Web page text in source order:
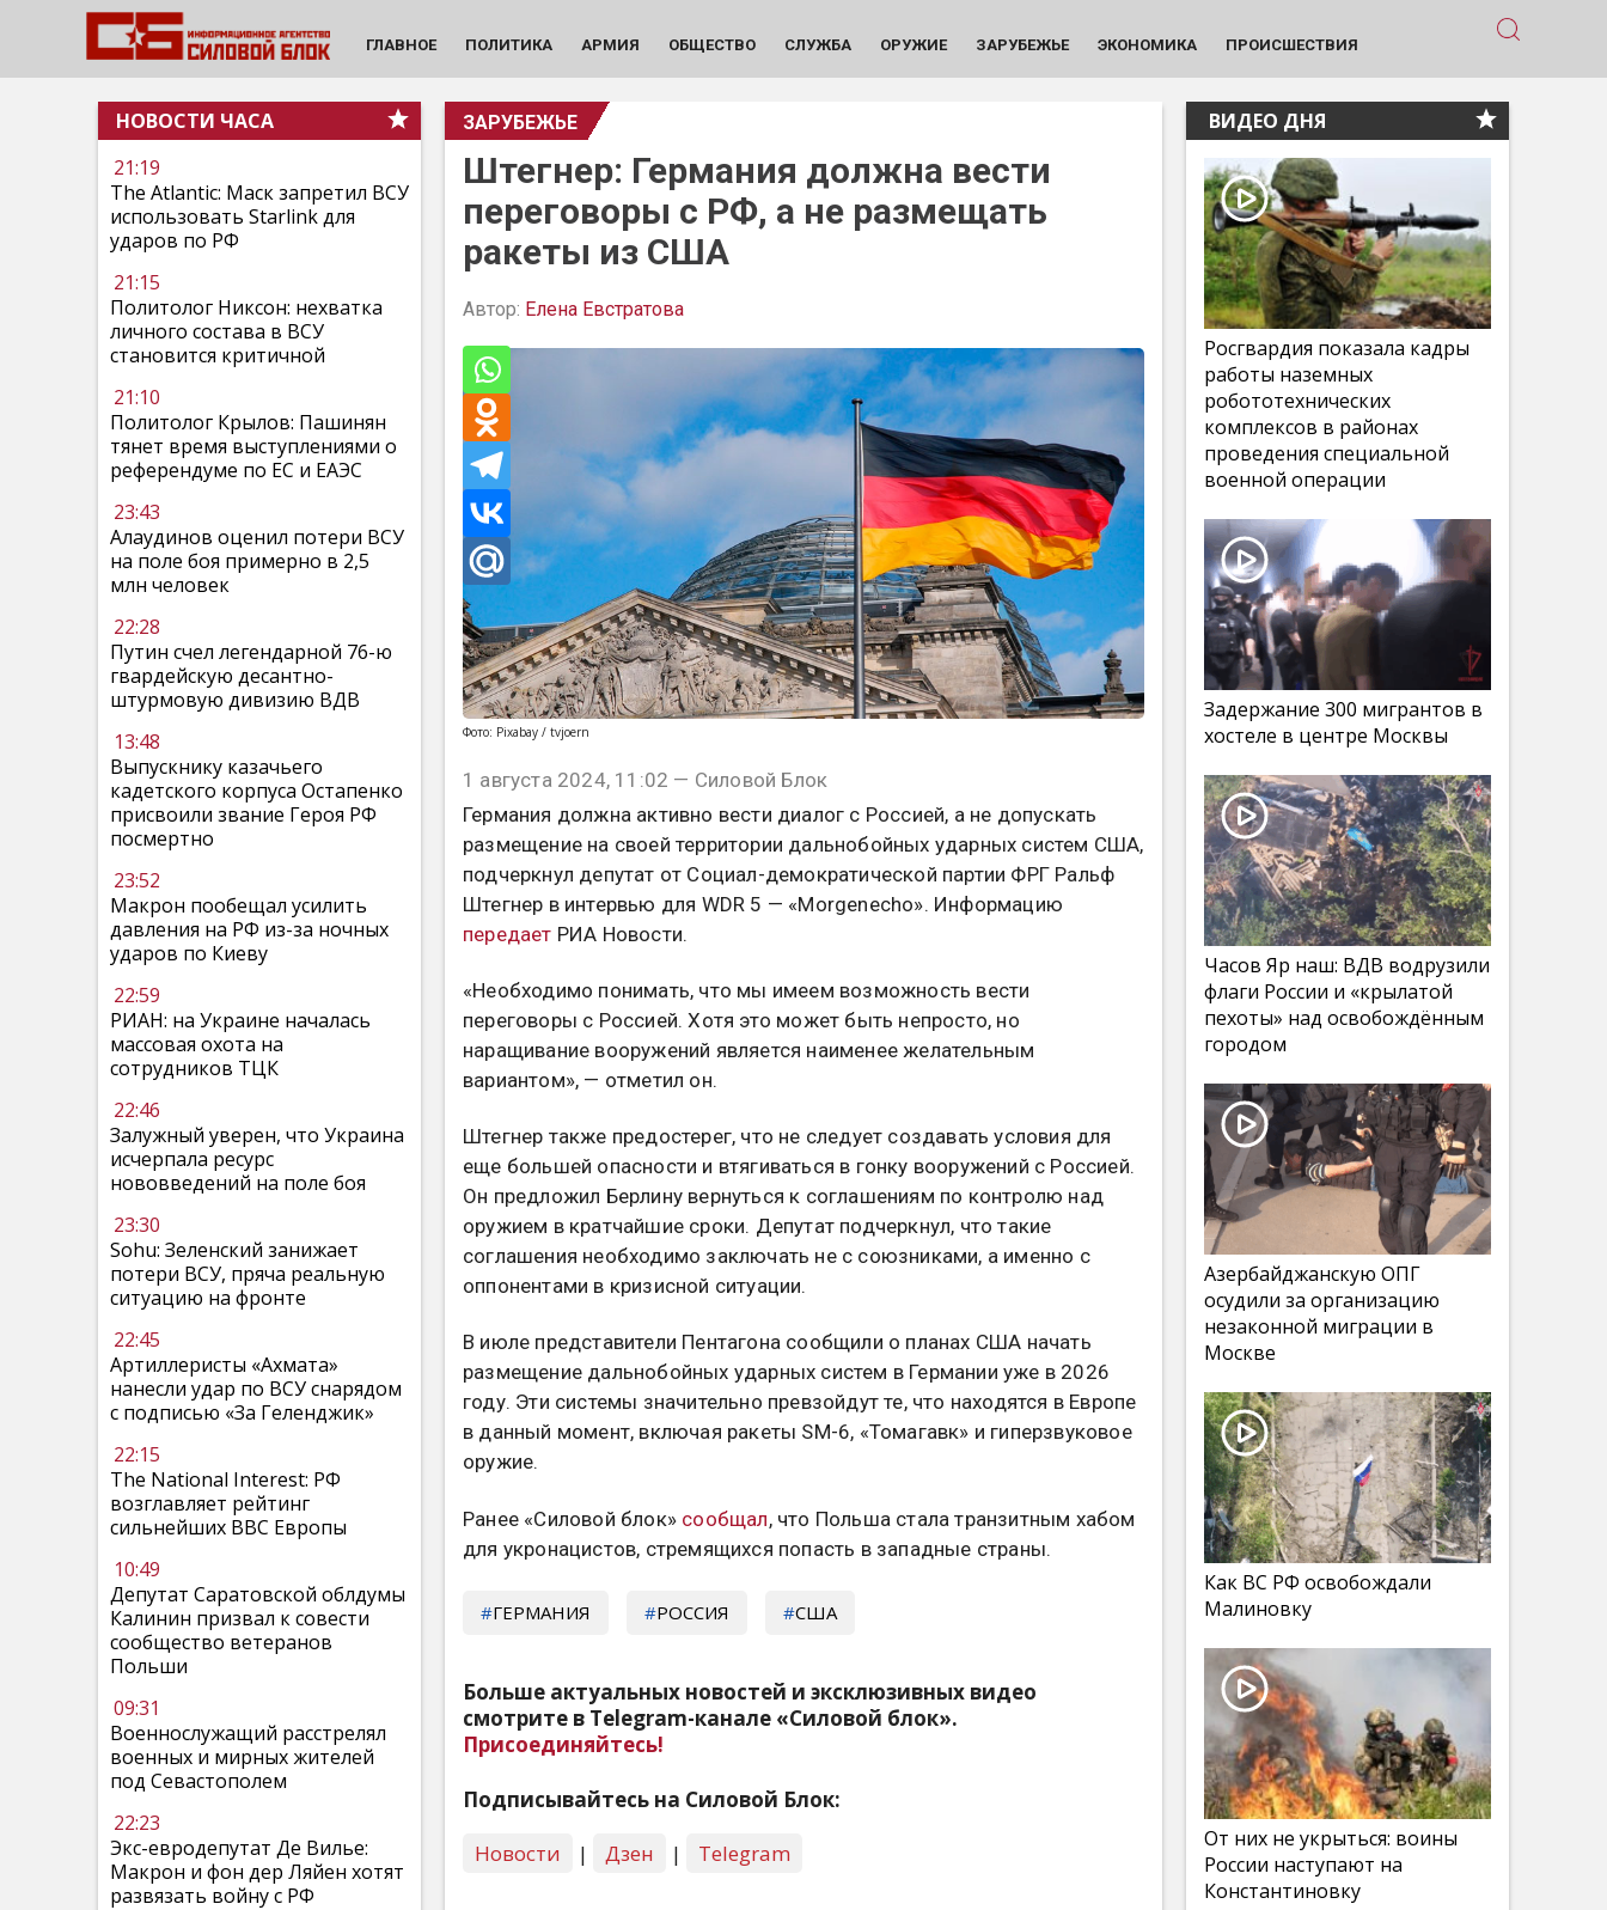
ГЛАВНОЕ ПОЛИТИКА АРМИЯ ОБЩЕСТВО СЛУЖБА ОРУЖИЕ ЗАРУБЕЖЬЕ ЭКОНОМИКА ПРОИСШЕСТВИЯ
НОВОСТИ ЧАСА
21:19
The Atlantic: Маск запретил ВСУ
использовать Starlink для
ударов по РФ
21:15
Политолог Никсон: нехватка
личного состава в ВСУ
становится критичной
21:10
Политолог Крылов: Пашинян
тянет время выступлениями о
референдуме по ЕС и ЕАЭС
23:43
Алаудинов оценил потери ВСУ
на поле боя примерно в 2,5
млн человек
22:28
Путин счел легендарной 76-ю
гвардейскую десантно-
штурмовую дивизию ВДВ
13:48
Выпускнику казачьего
кадетского корпуса Остапенко
присвоили звание Героя РФ
посмертно
23:52
Макрон пообещал усилить
давления на РФ из-за ночных
ударов по Киеву
22:59
РИАН: на Украине началась
массовая охота на
сотрудников ТЦК
22:46
Залужный уверен, что Украина
исчерпала ресурс
нововведений на поле боя
23:30
Sohu: Зеленский занижает
потери ВСУ, пряча реальную
ситуацию на фронте
22:45
Артиллеристы «Ахмата»
нанесли удар по ВСУ снарядом
с подписью «За Геленджик»
22:15
The National Interest: РФ
возглавляет рейтинг
сильнейших ВВС Европы
10:49
Депутат Саратовской облдумы
Калинин призвал к совести
сообщество ветеранов
Польши
09:31
Военнослужащий расстрелял
военных и мирных жителей
под Севастополем
22:23
Экс-евродепутат Де Вилье:
Макрон и фон дер Ляйен хотят
развязать войну с РФ
ЗАРУБЕЖЬЕ
Штегнер: Германия должна вести
переговоры с РФ, а не размещать
ракеты из США
Автор: Елена Евстратова
Фото: Pixabay / tvjoern
1 августа 2024, 11:02 — Силовой Блок
Германия должна активно вести диалог с Россией, а не допускать
размещение на своей территории дальнобойных ударных систем США,
подчеркнул депутат от Социал-демократической партии ФРГ Ральф
Штегнер в интервью для WDR 5 — «Morgenecho». Информацию
передает РИА Новости.
«Необходимо понимать, что мы имеем возможность вести
переговоры с Россией. Хотя это может быть непросто, но
наращивание вооружений является наименее желательным
вариантом», — отметил он.
Штегнер также предостерег, что не следует создавать условия для
еще большей опасности и втягиваться в гонку вооружений с Россией.
Он предложил Берлину вернуться к соглашениям по контролю над
оружием в кратчайшие сроки. Депутат подчеркнул, что такие
соглашения необходимо заключать не с союзниками, а именно с
оппонентами в кризисной ситуации.
В июле представители Пентагона сообщили о планах США начать
размещение дальнобойных ударных систем в Германии уже в 2026
году. Эти системы значительно превзойдут те, что находятся в Европе
в данный момент, включая ракеты SM-6, «Томагавк» и гиперзвуковое
оружие.
Ранее «Силовой блок» сообщал, что Польша стала транзитным хабом
для укронацистов, стремящихся попасть в западные страны.
ГЕРМАНИЯ РОССИЯ США
Больше актуальных новостей и эксклюзивных видео
смотрите в Telegram-канале «Силовой блок».
Присоединяйтесь!
Подписывайтесь на Силовой Блок:
Новости
| Дзен | Telegram
ВИДЕО ДНЯ
Росгвардия показала кадры
работы наземных
робототехнических
комплексов в районах
проведения специальной
военной операции
Задержание 300 мигрантов в
хостеле в центре Москвы
Часов Яр наш: ВДВ водрузили
флаги России и «крылатой
пехоты» над освобождённым
городом
Азербайджанскую ОПГ
осудили за организацию
незаконной миграции в
Москве
Как ВС РФ освобождали
Малиновку
От них не укрыться: воины
России наступают на
Константиновку